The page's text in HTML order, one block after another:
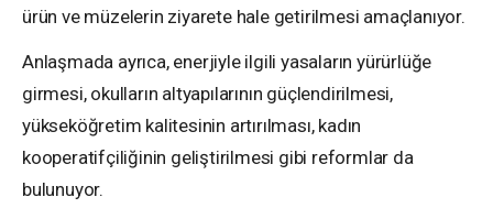
ürün ve müzelerin ziyarete hale getirilmesi amaçlanıyor.
Anlaşmada ayrıca, enerjiyle ilgili yasaların yürürlüğe
girmesi, okulların altyapılarının güçlendirilmesi,
yükseköğretim kalitesinin artırılması, kadın
kooperatifçiliğinin geliştirilmesi gibi reformlar da
bulunuyor.